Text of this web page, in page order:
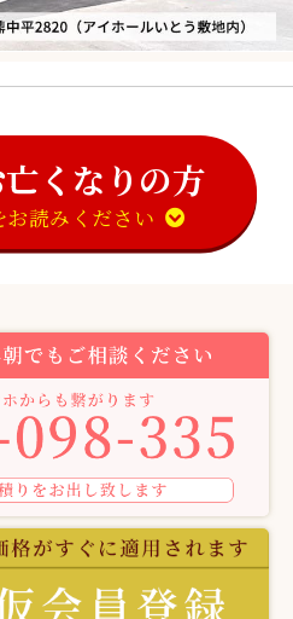
くなりの方
お読みください